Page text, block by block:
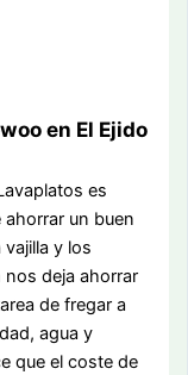
en El Ejido
es
un buen
y los
deja ahorrar
de fregar a
agua y
que el coste de